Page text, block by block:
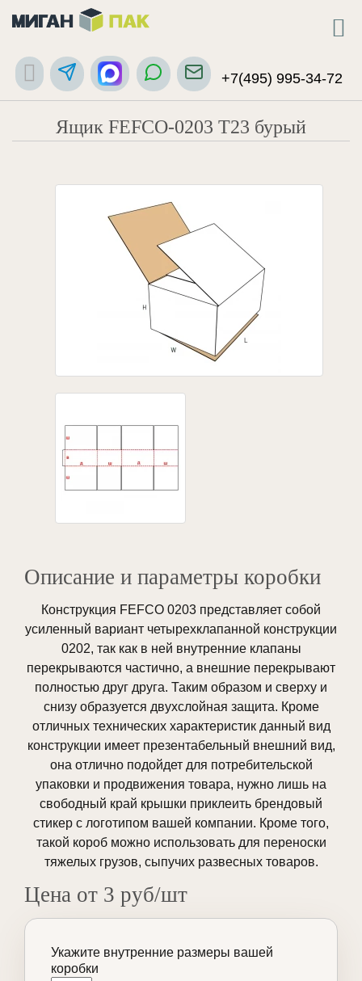
+7(495) 995-34-72
Ящик FEFCO-0203 Т23 бурый
Описание и параметры коробки
Конструкция FEFCO 0203 представляет собой
усиленный вариант четырехклапанной конструкции
0202, так как в ней внутренние клапаны
перекрываются частично, а внешние перекрывают
полностью друг друга. Таким образом и сверху и
снизу образуется двухслойная защита. Кроме
отличных технических характеристик данный вид
конструкции имеет презентабельный внешний вид,
она отлично подойдет для потребительской
упаковки и продвижения товара, нужно лишь на
свободный край крышки приклеить брендовый
стикер с логотипом вашей компании. Кроме того,
такой короб можно использовать для переноски
тяжелых грузов, сыпучих развесных товаров.
Цена от 3 руб/шт
Укажите внутренние размеры вашей
коробки